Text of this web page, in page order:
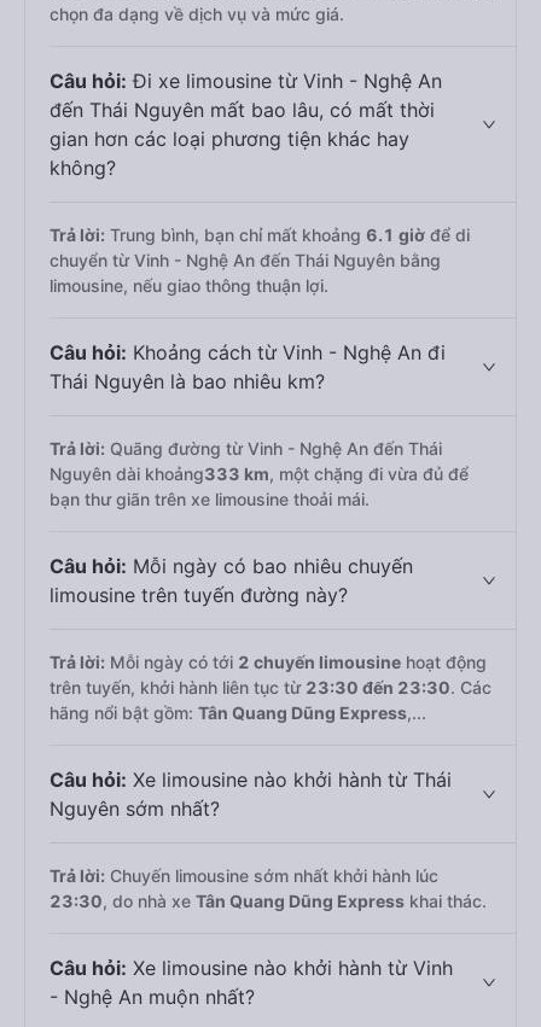
chọn đa dạng về dịch vụ và mức giá.
Câu hỏi: Đi xe limousine từ Vinh - Nghệ An
đến Thái Nguyên mất bao lâu, có mất thời
gian hơn các loại phương tiện khác hay
không?
Trả lời: Trung bình, bạn chỉ mất khoảng 6.1 giờ để di
chuyển từ Vinh - Nghệ An đến Thái Nguyên bằng
limousine, nếu giao thông thuận lợi.
Câu hỏi: Khoảng cách từ Vinh - Nghệ An đi
Thái Nguyên là bao nhiêu km?
Trả lời: Quãng đường từ Vinh - Nghệ An đến Thái
Nguyên dài khoảng333 km, một chặng đi vừa đủ để
bạn thư giãn trên xe limousine thoải mái.
Câu hỏi: Mỗi ngày có bao nhiêu chuyến
limousine trên tuyến đường này?
Trả lời: Mỗi ngày có tới 2 chuyến limousine hoạt động
trên tuyến, khởi hành liên tục từ 23:30 đến 23:30. Các
hãng nổi bật gồm: Tân Quang Dũng Express,...
Câu hỏi: Xe limousine nào khởi hành từ Thái
Nguyên sớm nhất?
Trả lời: Chuyến limousine sớm nhất khởi hành lúc
23:30, do nhà xe Tân Quang Dũng Express khai thác.
Câu hỏi: Xe limousine nào khởi hành từ Vinh
- Nghệ An muộn nhất?